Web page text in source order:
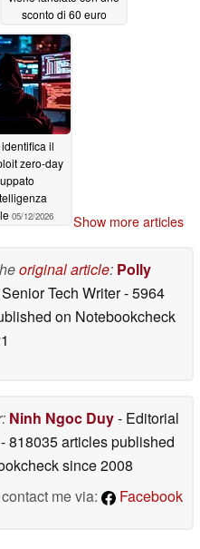
sconto di 60 euro
05/13/2026
il
zero-day
05/12/2026 Show more articles
original article: Polly
Tech Writer- 5964
on Notebookcheck
Ninh Ngoc Duy- Editorial
- 818035 articles published
since 2008
contact me via:
Facebook